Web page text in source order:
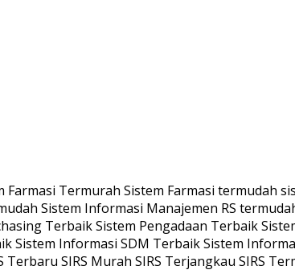
Farmasi Termurah Sistem Farmasi termudah
Sistem Informasi Manajemen RS
Terbaik Sistem Pengadaan Terbaik
Informasi SDM Terbaik Sistem
SIRS Murah SIRS Terjangkau SIRS